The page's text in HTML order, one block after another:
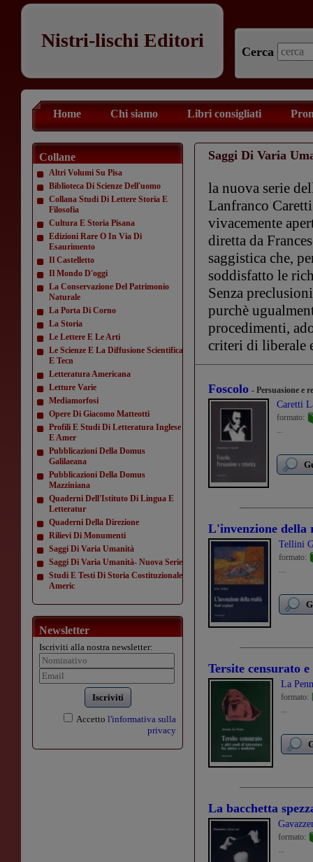
Nistri-lischi Editori
Cerca
Home Chi siamo Libri consigliati
Collane
Altri Volumi Su Pisa
Biblioteca Di Scienze Dell'uomo
Collana Studi Di Lettere Storia E
Filosofia
Cultura E Storia Pisana
Edizioni Rare O In Via Di
Esaurimento
Il Castelletto
Il Mondo D'oggi
La Conservazione Del Patrimonio
Naturale
La Porta Di Corno
La Storia
Le Lettere E Le Arti
Le Scienze E La Diffusione Scientifica
E Tecn
Letteratura Americana
Letture Varie
Mediamorfosi
Opere Di Giacomo Matteotti
Profili E Studi Di Letteratura Inglese
E Amer
Pubblicazioni Della Domus
Galilaeana
Pubblicazioni Della Domus
Mazziniana
Quaderni Dell'Istituto Di Lingua E
Letteratur
Quaderni Della Direzione
Rilievi Di Monumenti
Saggi Di Varia Umanità
Saggi Di Varia Umanità- Nuova Serie
Studi E Testi Di Storia Costituzionale
Americ
Newsletter
Iscriviti alla nostra newsletter:
Iscriviti
Accetto l'informativa sulla
privacy
Saggi Di Varia
la nuova serie
Lanfranco
vivacemente
diretta da
saggistica che,
soddisfatto le
Senza
purchè
procedimenti,
criteri di liberale
Foscolo - Persuasione e
Caretti
formato:
...
L'invenzione della
Tellini
formato:
...
Tersite censurato
La
formato:
...
La bacchetta
formato:
...